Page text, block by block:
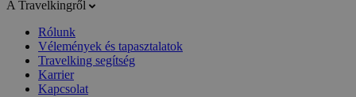
A Travelkingről
Rólunk
Vélemények és tapasztalatok
Travelking segítség
Karrier
Kapcsolat